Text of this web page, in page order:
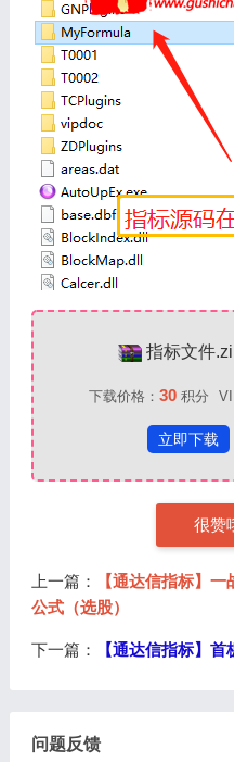
指标文件
下载价格： 30积分
立即下载
很赞
上一篇：
【通达信指标】
公式（选股）
下一篇： 【通达信指标】
问题反馈